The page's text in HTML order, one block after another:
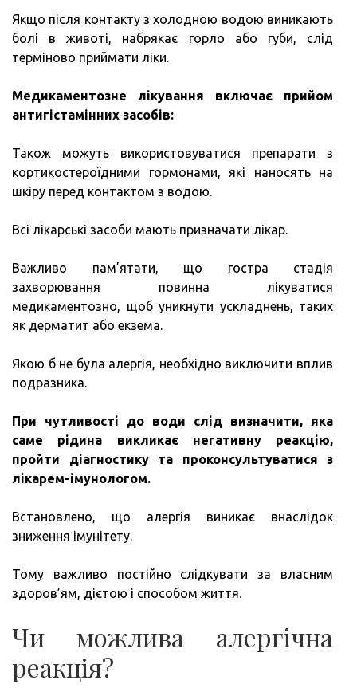
Якщо після контакту з холодною водою виникають
болі в животі, набрякає горло або губи, слід
терміново приймати ліки.
Медикаментозне лікування включає прийом
антигістамінних засобів:
Також можуть використовуватися препарати з
кортикостероїдними гормонами, які наносять на
шкіру перед контактом з водою.
Всі лікарські засоби мають призначати лікар.
Важливо пам’ятати, що гостра стадія
захворювання повинна лікуватися
медикаментозно, щоб уникнути ускладнень, таких
як дерматит або екзема.
Якою б не була алергія, необхідно виключити вплив
подразника.
При чутливості до води слід визначити, яка
саме рідина викликає негативну реакцію,
пройти діагностику та проконсультуватися з
лікарем-імунологом.
Встановлено, що алергія виникає внаслідок
зниження імунітету.
Тому важливо постійно слідкувати за власним
здоров’ям, дієтою і способом життя.
Чи можлива алергічна
реакція?